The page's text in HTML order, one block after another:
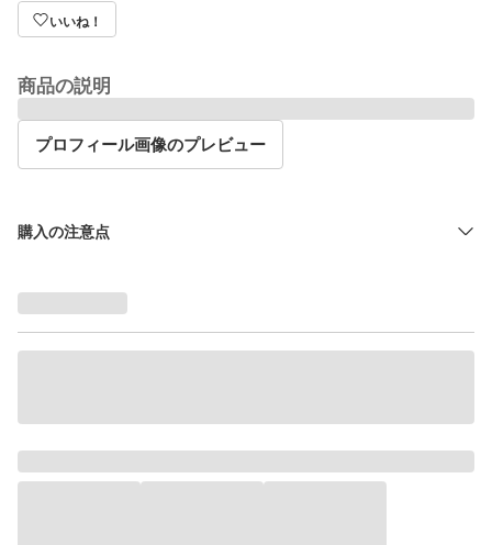
いいね！
商品の説明
プロフィール画像のプレビュー
購入の注意点